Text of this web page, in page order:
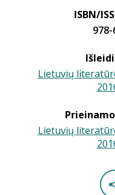
ISBN/
Lietuvių
Lietuvių